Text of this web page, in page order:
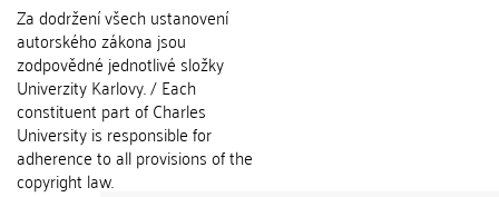
Za dodržení všech ustanovení
autorského zákona jsou
zodpovědné jednotlivé složky
Univerzity Karlovy. / Each
constituent part of Charles
University is responsible for
adherence to all provisions of the
copyright law.